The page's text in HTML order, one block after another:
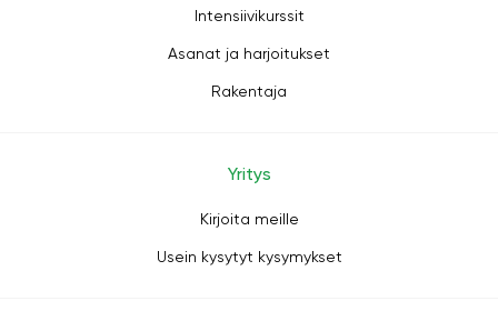
Intensiivikurssit
Asanat ja harjoitukset
Rakentaja
Yritys
Kirjoita meille
Usein kysytyt kysymykset